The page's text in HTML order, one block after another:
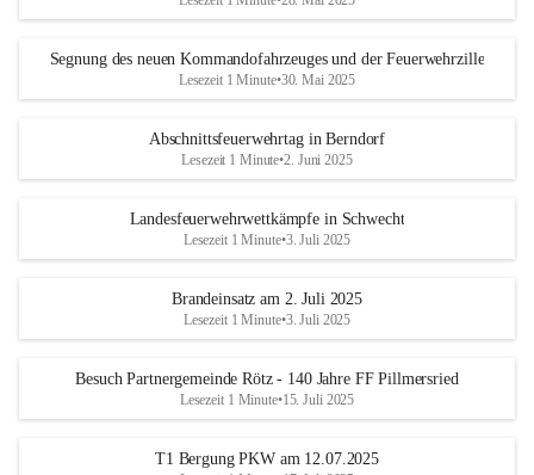
Segnung des neuen Kommandofahrzeuges und der Feuerwehrzille
Lesezeit 1 Minute•30. Mai 2025
Abschnittsfeuerwehrtag in Berndorf
Lesezeit 1 Minute•2. Juni 2025
Landesfeuerwehrwettkämpfe in Schwecht
Lesezeit 1 Minute•3. Juli 2025
Brandeinsatz am 2. Juli 2025
Lesezeit 1 Minute•3. Juli 2025
Besuch Partnergemeinde Rötz - 140 Jahre FF Pillmersried
Lesezeit 1 Minute•15. Juli 2025
T1 Bergung PKW am 12.07.2025